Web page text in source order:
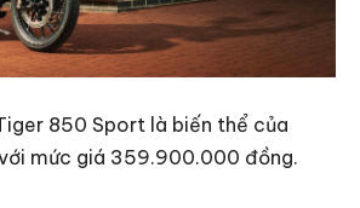
850 Sport là biến thể của
mức giá 359.900.000 đồng.